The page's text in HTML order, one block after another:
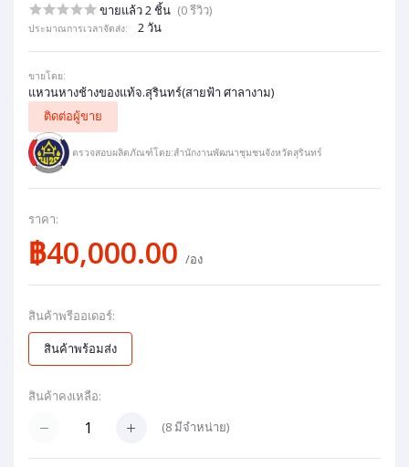
ขายแล้ว 2 ชิ้น (0 รีวิว)
ประมาณการเวลาจัดส่ง: 2 วัน
ขายโดย:
แหวนหางช้างของแท้จ.สุรินทร์(สายฟ้า ศาลางาม)
ติดต่อผู้ขาย
ตรวจสอบผลิตภัณฑ์โดย:สำนักงานพัฒนาชุมชนจังหวัดสุรินทร์
ราคา:
฿40,000.00 /อง
สินค้าพรีออเดอร์:
สินค้าพร้อมส่ง
สินค้าคงเหลือ:
(8มีจำหน่าย)